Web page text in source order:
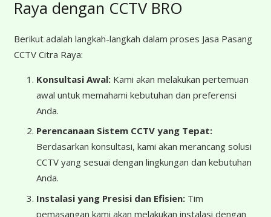
Raya dengan CCTV BRO
Berikut adalah langkah-langkah dalam proses Jasa Pasang
CCTV Citra Raya:
Konsultasi Awal: Kami akan melakukan pertemuan
awal untuk memahami kebutuhan dan preferensi
Anda.
Perencanaan Sistem CCTV yang Tepat:
Berdasarkan konsultasi, kami akan merancang solusi
CCTV yang sesuai dengan lingkungan dan kebutuhan
Anda.
Instalasi yang Presisi dan Efisien: Tim
pemasangan kami akan melakukan instalasi dengan